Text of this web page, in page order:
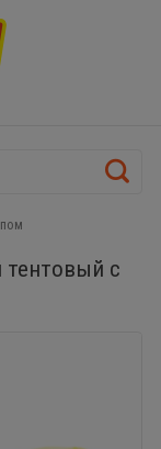
тентовый с